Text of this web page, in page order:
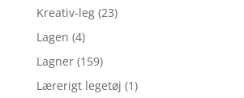
Kreativ-leg (23)
Lagen (4)
Lagner (159)
Lærerigt legetøj (1)